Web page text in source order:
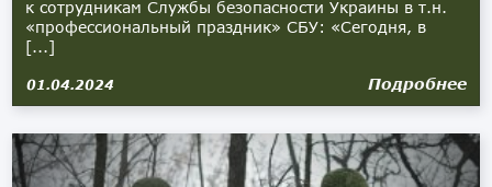
к сотрудникам Службы безопасности Украины в т.н.
«профессиональный праздник» СБУ: «Сегодня, в
[...]
01.04.2024 Подробнее